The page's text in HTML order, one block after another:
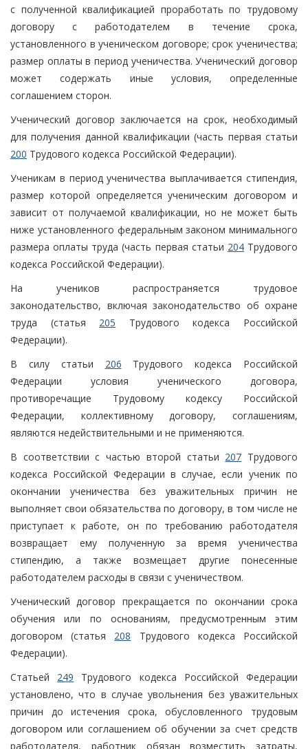
с полученной квалификацией проработать по трудовому
договору с работодателем в течение срока,
установленного в ученическом договоре; срок ученичества;
размер оплаты в период ученичества. Ученический договор
может содержать иные условия, определенные
соглашением сторон.
Ученический договор заключается на срок, необходимый
для получения данной квалификации (часть первая статьи
200 Трудового кодекса Российской Федерации).
Ученикам в период ученичества выплачивается стипендия,
размер которой определяется ученическим договором и
зависит от получаемой квалификации, но не может быть
ниже установленного федеральным законом минимального
размера оплаты труда (часть первая статьи 204Трудового
кодекса Российской Федерации).
На учеников распространяется трудовое
законодательство, включая законодательство об охране
труда (статья 205 Трудового кодекса Российской
Федерации).
В силу статьи 206 Трудового кодекса Российской
Федерации условия ученического договора,
противоречащие Трудовому кодексу Российской
Федерации, коллективному договору, соглашениям,
являются недействительными и не применяются.
В соответствии с частью второй статьи 207 Трудового
кодекса Российской Федерации в случае, если ученик по
окончании ученичества без уважительных причин не
выполняет свои обязательства по договору, в том числе не
приступает к работе, он по требованию работодателя
возвращает ему полученную за время ученичества
стипендию, а также возмещает другие понесенные
работодателем расходы в связи с ученичеством.
Ученический договор прекращается по окончании срока
обучения или по основаниям, предусмотренным этим
договором (статья 208 Трудового кодекса Российской
Федерации).
Статьей 249 Трудового кодекса Российской Федерации
установлено, что в случае увольнения без уважительных
причин до истечения срока, обусловленного трудовым
договором или соглашением об обучении за счет средств
работодателя, работник обязан возместить затраты,